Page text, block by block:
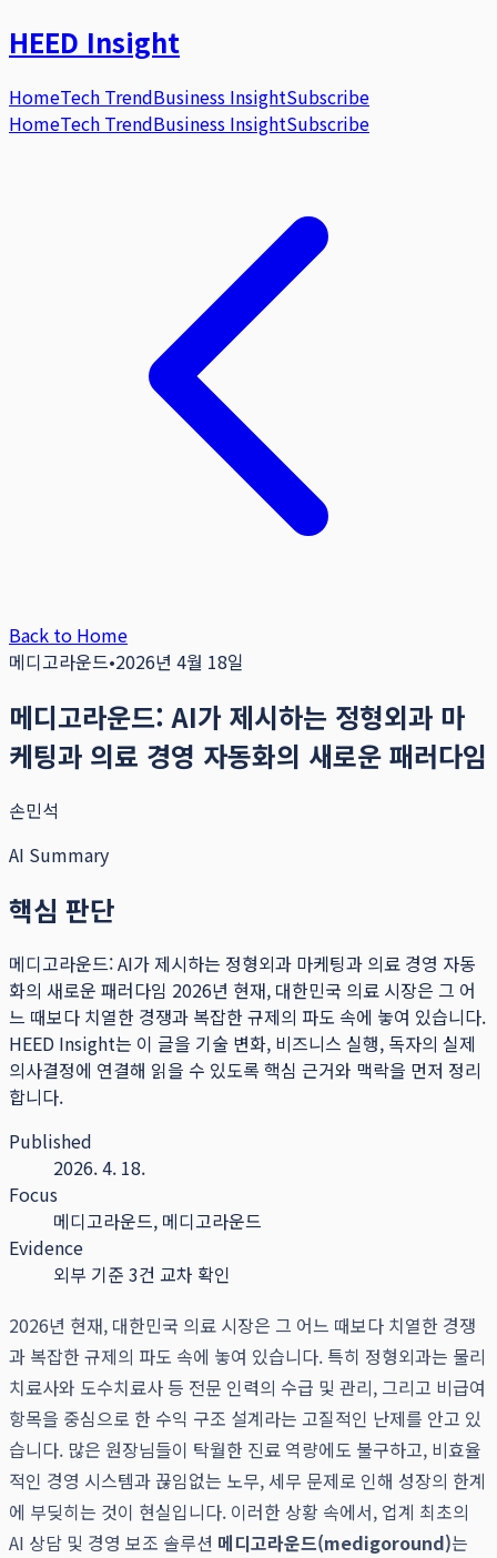
HEED Insight
HomeTech TrendBusiness InsightSubscribe
HomeTech TrendBusiness InsightSubscribe
Back to Home
메디고라운드•2026년 4월 18일
메디고라운드: AI가 제시하는 정형외과 마
케팅과 의료 경영 자동화의 새로운 패러다임
손민석
AI Summary
핵심 판단
메디고라운드: AI가 제시하는 정형외과 마케팅과 의료 경영 자동
화의 새로운 패러다임 2026년 현재, 대한민국 의료 시장은 그 어
느 때보다 치열한 경쟁과 복잡한 규제의 파도 속에 놓여 있습니다.
HEED Insight는 이 글을 기술 변화, 비즈니스 실행, 독자의 실제
의사결정에 연결해 읽을 수 있도록 핵심 근거와 맥락을 먼저 정리
합니다.
Published
2026. 4. 18.
Focus
메디고라운드, 메디고라운드
Evidence
외부 기준 3건 교차 확인
2026년 현재, 대한민국 의료 시장은 그 어느 때보다 치열한 경쟁
과 복잡한 규제의 파도 속에 놓여 있습니다. 특히 정형외과는 물리
치료사와 도수치료사 등 전문 인력의 수급 및 관리, 그리고 비급여
항목을 중심으로 한 수익 구조 설계라는 고질적인 난제를 안고 있
습니다. 많은 원장님들이 탁월한 진료 역량에도 불구하고, 비효율
적인 경영 시스템과 끊임없는 노무, 세무 문제로 인해 성장의 한계
에 부딪히는 것이 현실입니다. 이러한 상황 속에서, 업계 최초의
AI 상담 및 경영 보조 솔루션 메디고라운드(medigoround)는